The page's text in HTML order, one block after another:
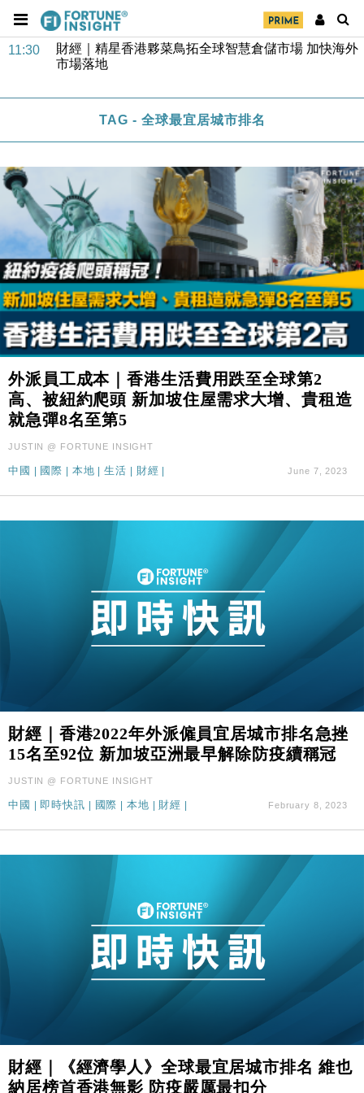
財經｜SA售股自救後再出手 斥4億美元押注未上市公
司
11:30
財經｜精星香港夥菜鳥拓全球智慧倉儲市場 加快海外
市場落地
國際｜特朗普赴洛杉磯高球場活動前 男子攜槍彈被捕
12:30
財經｜香港7月PMI回落至51 企業擴張放慢兼縮減人
手
11:40
財經｜黑石傳再籌逾360億美元 支援Anthropic租用
Google晶片
10:57
財經｜美商務部擬擴大金屬關稅範圍 14類產品或加徵
25%
18:15
本地｜新世界K11 9月升級會員制度 增鉑金卡級別鎖
定高消費客群
17:40
財經｜本港6月零售額連升14個月 珠寶鐘錶銷售升勢
最強
16:33
財經｜滙控重啟最多10億美元回購 派息比率目標維持
50%
15:59
財經｜SA售股自救後再出手 斥4億美元押注未上市公
司
市場落地
14:50
地產｜大酒店中期轉賺2300萬元 斥21億翻新香港及
國際｜特朗普赴洛杉磯高球場活動前 男子攜槍彈被捕
財經｜香港7月PMI回落至51 企業擴張放慢兼縮減人
財經｜黑石傳再籌逾360億美元 支援Anthropic租用
Google晶片
財經｜美商務部擬擴大金屬關稅範圍 14類產品或加徵
本地｜新世界K11 9月升級會員制度 增鉑金卡級別鎖
定高消費客群
17:40
財經｜本港6月零售額連升14個月 珠寶鐘錶銷售升勢
最強
16:33
財經｜滙控重啟最多10億美元回購 派息比率目標維持
TAG - 全球最宜居城市排名
外派員工成本｜香港生活費用跌至全球第2
高、被紐約爬頭 新加坡住屋需求大增、貴租造
就急彈8名至第5
JUSTIN @ FORTUNE INSIGHT
中國 國際 本地 |生活 財經 June 7, 2023
財經｜香港2022年外派僱員宜居城市排名急挫
15名至92位 新加坡亞洲最早解除防疫續稱冠
JUSTIN @ FORTUNE INSIGHT
中國 | 即時快訊 | 國際 | 本地 | 財經 | February 8, 2023
財經｜《經濟學人》全球最宜居城市排名 維也
納居榜首香港無影 防疫嚴厲最扣分